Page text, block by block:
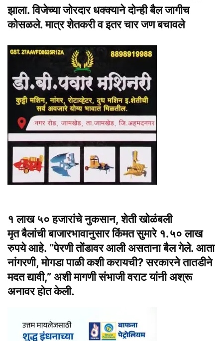
झाला. विजेच्या जोरदार धक्क्याने दोन्ही बैल जागीच
कोसळले. मात्र शेतकरी व इतर चार जण बचावले
१ लाख ५० हजारांचे नुकसान, शेती खोळंबली
मृत बैलांची बाजारभावानुसार किंमत सुमारे १.५० लाख
रुपये आहे. “पेरणी तोंडावर आली असताना बैल गेले. आता
नांगरणी, मोगडा पाळी कशी करायची? सरकारने तातडीने
मदत द्यावी,” अशी मागणी संभाजी वराट यांनी अश्रू
अनावर होत केली.